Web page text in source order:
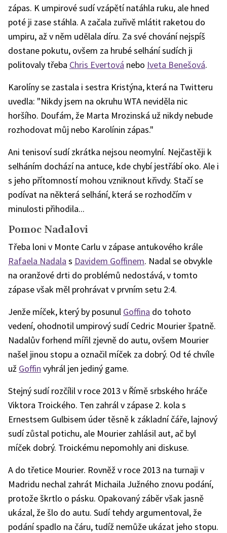
zápas. K umpirové sudí vzápětí natáhla ruku, ale hned
poté ji zase stáhla. A začala zuřivě mlátit raketou do
umpiru, až v něm udělala díru. Za své chování nejspíš
dostane pokutu, ovšem za hrubé selhání sudích ji
politovaly třeba Chris Evertová nebo Iveta Benešová.
Karolíny se zastala i sestra Kristýna, která na Twitteru
uvedla: "Nikdy jsem na okruhu WTA neviděla nic
horšího. Doufám, že Marta Mrozinská už nikdy nebude
rozhodovat můj nebo Karolínin zápas."
Ani tenisoví sudí zkrátka nejsou neomylní. Nejčastěji k
selháním dochází na antuce, kde chybí jestřábí oko. Ale i
s jeho přítomností mohou vzniknout křivdy. Stačí se
podívat na některá selhání, která se rozhodčím v
minulosti přihodila...
Pomoc Nadalovi
Třeba loni v Monte Carlu v zápase antukového krále
Rafaela Nadala s Davidem Goffinem. Nadal se obvykle
na oranžové drti do problémů nedostává, v tomto
zápase však měl prohrávat v prvním setu 2:4.
Jenže míček, který by posunul Goffina do tohoto
vedení, ohodnotil umpirový sudí Cedric Mourier špatně.
Nadalův forhend mířil zjevně do autu, ovšem Mourier
našel jinou stopu a označil míček za dobrý. Od té chvíle
už Goffin vyhrál jen jediný game.
Stejný sudí rozčílil v roce 2013 v Římě srbského hráče
Viktora Troického. Ten zahrál v zápase 2. kola s
Ernestsem Gulbisem úder těsně k základní čáře, lajnový
sudí zůstal potichu, ale Mourier zahlásil aut, ač byl
míček dobrý. Troickému nepomohly ani diskuse.
A do třetice Mourier. Rovněž v roce 2013 na turnaji v
Madridu nechal zahrát Michaila Južného znovu podání,
protože škrtlo o pásku. Opakovaný záběr však jasně
ukázal, že šlo do autu. Sudí tehdy argumentoval, že
podání spadlo na čáru, tudíž nemůže ukázat jeho stopu.